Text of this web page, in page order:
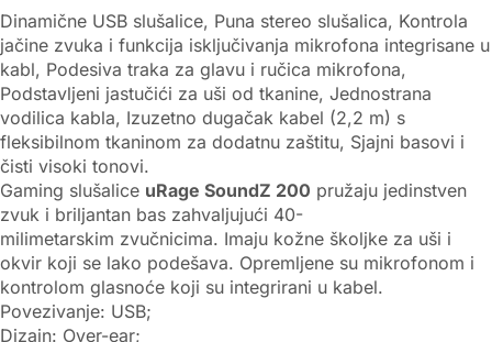
Dinamične USB slušalice, Puna stereo slušalica, Kontrola
jačine zvuka i funkcija isključivanja mikrofona integrisane u
kabl, Podesiva traka za glavu i ručica mikrofona,
Podstavljeni jastučići za uši od tkanine, Jednostrana
vodilica kabla, Izuzetno dugačak kabel (2,2 m) s
fleksibilnom tkaninom za dodatnu zaštitu, Sjajni basovi i
čisti visoki tonovi.
Gaming slušalice uRage SoundZ 200 pružaju jedinstven
zvuk i briljantan bas zahvaljujući 40-
milimetarskim zvučnicima. Imaju kožne školjke za uši i
okvir koji se lako podešava. Opremljene su mikrofonom i
kontrolom glasnoće koji su integrirani u kabel.
Povezivanje: USB;
Dizajn: Over-ear;